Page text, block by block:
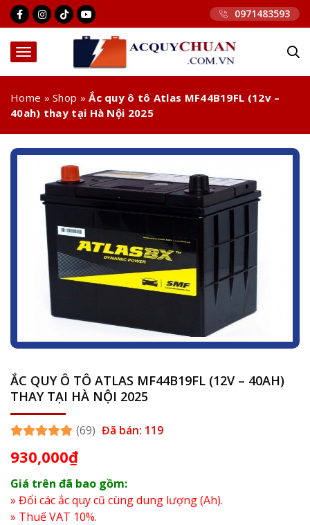
0971483593
Home »Shop »Ắc quy ô tô Atlas MF44B19FL (12v –
40ah) thay tại Hà Nội 2025
ẮC QUY Ô TÔ ATLAS MF44B19FL (12V – 40AH)
THAY TẠI HÀ NỘI 2025
(69) Đã bán: 119
930,000₫
Giá trên đã bao gồm:
» Đổi các ắc quy cũ cùng dung lượng (Ah).
» Thuế VAT 10%.